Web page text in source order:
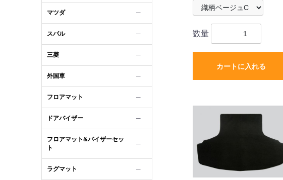
マツダ ─
スバル ─
三菱 ─
外国車 ─
フロアマット ─
ドアバイザー ─
フロアマット&バイザーセッ
ト
─
ラグマット ─
数量
カートに入れる